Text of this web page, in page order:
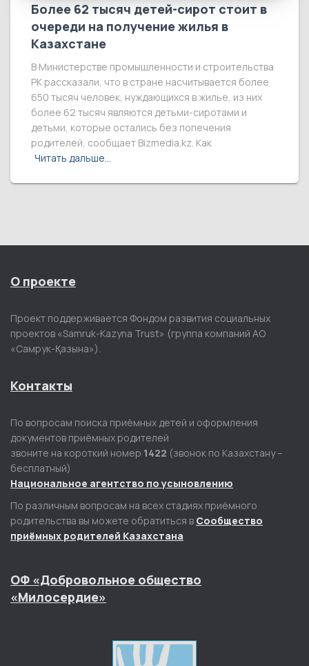
Более 62 тысяч детей-сирот стоит в
очереди на получение жилья в
Казахстане
В Министерстве промышленности и строительства
РК рассказали, что в стране насчитывается более
650 тысяч человек, нуждающихся в жилье, из них
более 62 тысяч являются детьми-сиротами и
детьми, которые остались без попечения
родителей, сообщает Bizmedia.kz. Как
Читать дальше…
О проекте
Проект поддерживается Фондом развития социальных
проектов «Samruk-Kazyna Trust» (группа компаний АО
«Самрук-Қазына»).
Контакты
По вопросам поиска приёмных детей и оформления
документов приёмных родителей
звоните на короткий номер 1422 (звонок по Казахстану –
бесплатный)
Национальное агентство по усыновлению
По различным вопросам на всех стадиях приёмного
родительства вы можете обратиться в Сообщество
приёмных родителей Казахстана
ОФ «Добровольное общество
«Милосердие»